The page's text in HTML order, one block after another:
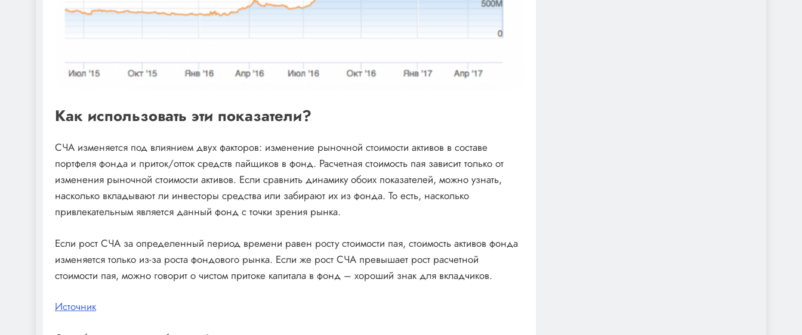
Как использовать эти показатели?
СЧА изменяется под влиянием двух факторов: изменение рыночной стоимости активов в составе
портфеля фонда и приток/отток средств пайщиков в фонд. Расчетная стоимость пая зависит только от
изменения рыночной стоимости активов. Если сравнить динамику обоих показателей, можно узнать,
насколько вкладывают ли инвесторы средства или забирают их из фонда. То есть, насколько
привлекательным является данный фонд с точки зрения рынка.
Если рост СЧА за определенный период времени равен росту стоимости пая, стоимость активов фонда
изменяется только из-за роста фондового рынка. Если же рост СЧА превышает рост расчетной
стоимости пая, можно говорит о чистом притоке капитала в фонд – хороший знак для вкладчиков.
Источник